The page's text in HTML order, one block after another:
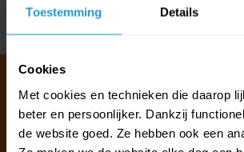
Toestemming Details
Cookies
Met cookies en technieken die daarop
beter en persoonlijker. Dankzij
de website goed. Ze hebben ook een
Klantenservice &
Wij staan voor u klaar.